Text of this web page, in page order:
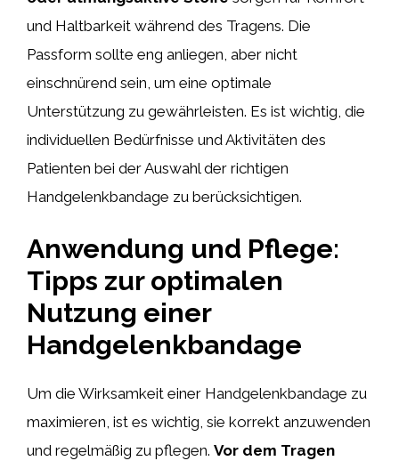
und Haltbarkeit während des Tragens. Die
Passform sollte eng anliegen, aber nicht
einschnürend sein, um eine optimale
Unterstützung zu gewährleisten. Es ist wichtig, die
individuellen Bedürfnisse und Aktivitäten des
Patienten bei der Auswahl der richtigen
Handgelenkbandage zu berücksichtigen.
Anwendung und Pflege:
Tipps zur optimalen
Nutzung einer
Handgelenkbandage
Um die Wirksamkeit einer Handgelenkbandage zu
maximieren, ist es wichtig, sie korrekt anzuwenden
und regelmäßig zu pflegen. Vor dem Tragen